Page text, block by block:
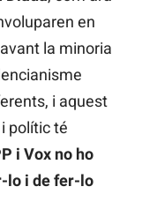
en
la minoria
i aquest
polític té
i Vox no ho
lo i de fer-lo